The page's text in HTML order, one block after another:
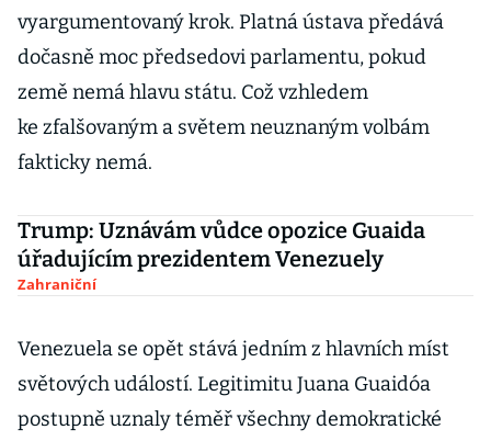
vyargumentovaný krok. Platná ústava předává
dočasně moc předsedovi parlamentu, pokud
země nemá hlavu státu. Což vzhledem
ke zfalšovaným a světem neuznaným volbám
fakticky nemá.
Trump: Uznávám vůdce opozice Guaida
úřadujícím prezidentem Venezuely
Zahraniční
Venezuela se opět stává jedním z hlavních míst
světových událostí. Legitimitu Juana Guaidóa
postupně uznaly téměř všechny demokratické